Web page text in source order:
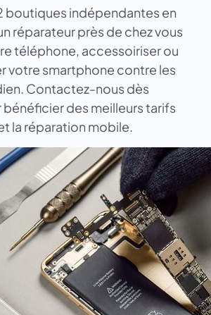
boutiques indépendantes en
réparateur près de chez vous
téléphone, accessoiriser ou
votre smartphone contre les
Contactez-nous dès
des meilleurs tarifs
la réparation mobile.